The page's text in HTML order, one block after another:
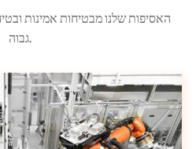
האסיפות שלנו מבטיחות אמינות
גבוה.